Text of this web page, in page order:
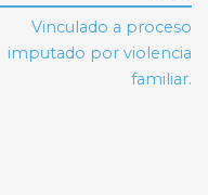
Vinculado a proceso
imputado por violencia
familiar.